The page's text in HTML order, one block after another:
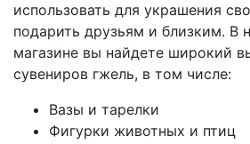
использовать для украшения
подарить друзьям и близким. В
магазине вы найдете широкий
сувениров гжель, в том числе:
Вазы и тарелки
Фигурки животных и птиц